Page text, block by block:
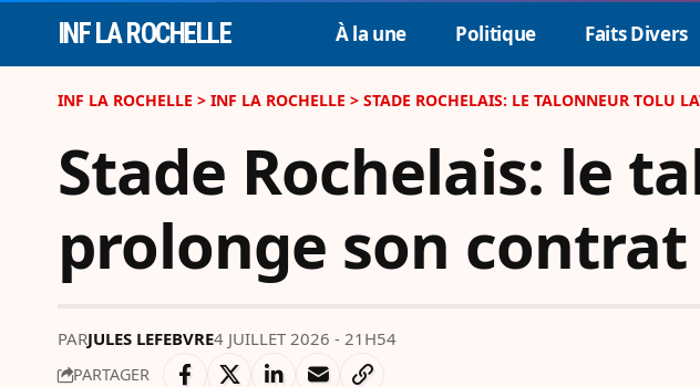
INF LA ROCHELLE À la une Politique Faits Divers
INF LA ROCHELLE > INF LA ROCHELLE > STADE ROCHELAIS: LE TALONNEUR TOLU
Stade Rochelais: le
prolonge son contrat
PARJULES LEFEBVRE4 JUILLET 2026 - 21H54
PARTAGER